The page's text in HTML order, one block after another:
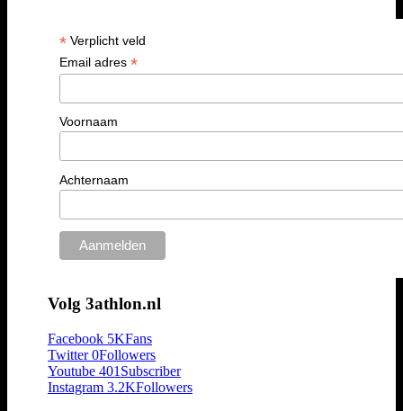
*Verplicht veld
Email adres *
Voornaam
Achternaam
Volg 3athlon.nl
Facebook 5KFans
Twitter 0Followers
Youtube 401 Subscriber
Instagram 3.2KFollowers